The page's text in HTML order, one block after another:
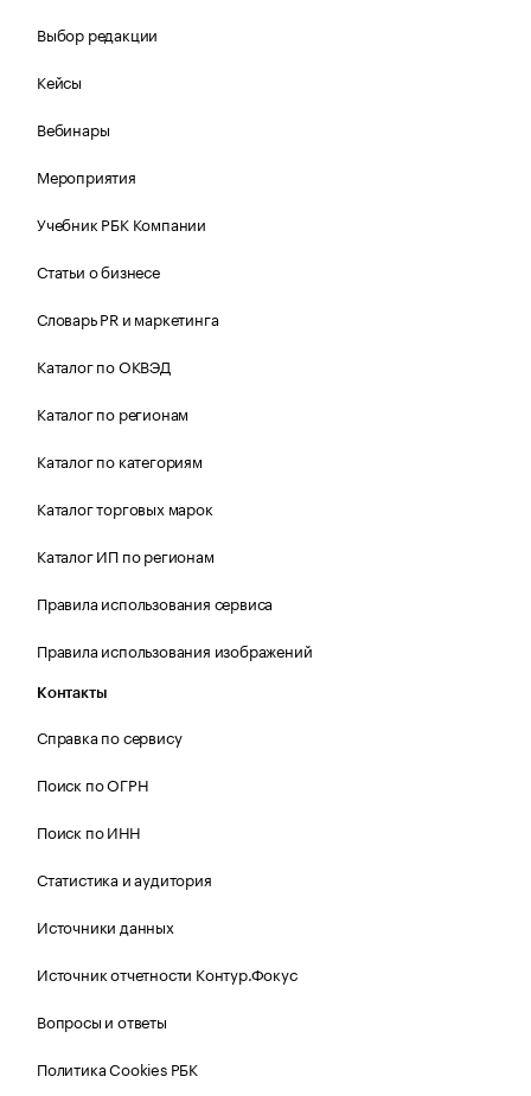
Выбор редакции
Кейсы
Вебинары
Мероприятия
Учебник РБК Компании
Статьи о бизнесе
Словарь PR и маркетинга
Каталог по ОКВЭД
Каталог по регионам
Каталог по категориям
Каталог торговых марок
Каталог ИП по регионам
Правила использования сервиса
Правила использования изображений
Контакты
Справка по сервису
Поиск по ОГРН
Поиск по ИНН
Статистика и аудитория
Источники данных
Источник отчетности Контур.Фокус
Вопросы и ответы
Политика Cookies РБК